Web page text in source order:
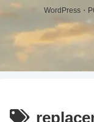
WordPress・